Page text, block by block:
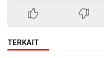
TERKAIT